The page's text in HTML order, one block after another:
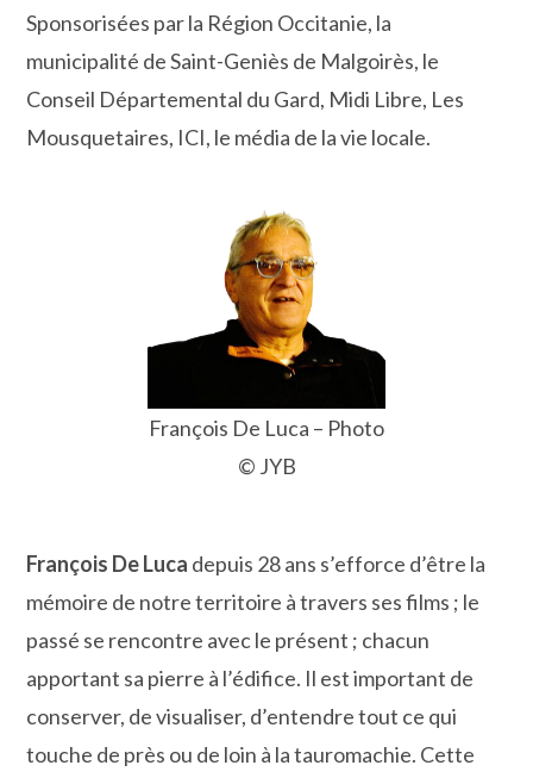
Sponsorisées par la Région Occitanie, la
municipalité de Saint-Geniès de Malgoirès, le
Conseil Départemental du Gard, Midi Libre, Les
Mousquetaires, ICI, le média de la vie locale.
François De Luca – Photo
© JYB
François De Luca depuis 28 ans s’efforce d’être la
mémoire de notre territoire à travers ses films ; le
passé se rencontre avec le présent ; chacun
apportant sa pierre à l’édifice. Il est important de
conserver, de visualiser, d’entendre tout ce qui
touche de près ou de loin à la tauromachie. Cette